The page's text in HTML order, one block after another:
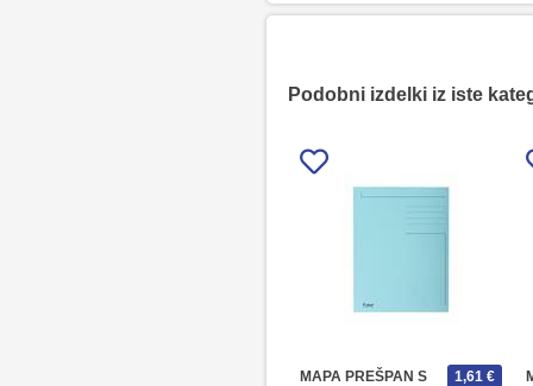
Podobni izdelki iz iste
MAPA PREŠPAN S
1,61 €